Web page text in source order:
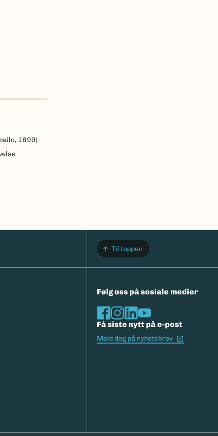
1899)
Til toppen
Følg oss på sosiale medier
Få siste nytt på e-post
Meld deg på nyhetsbrev